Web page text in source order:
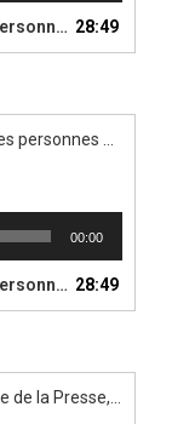
handicap 28:49
00:00
handicap 28:49